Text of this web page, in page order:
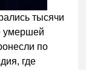
тысячи
умершей
по
где